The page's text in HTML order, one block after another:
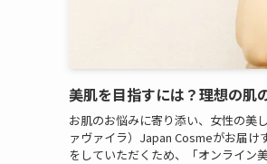
美肌を目指すには？理想の肌
お肌のお悩みに寄り添い、女性の美
ァヴァイラ）Japan Cosmeがお届
をしていただくため、「オンライン